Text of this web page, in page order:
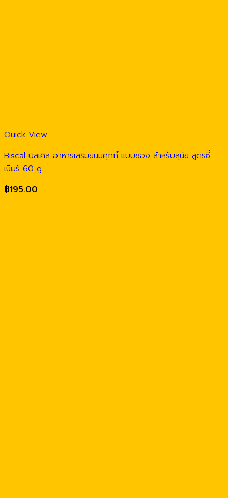
Quick View
Biscal บิสเคิล อาหารเสริมขนมคุกกี้ แบบซอง สำหรับสุนัข สูตรซีี
เนียร์ 60 g
฿195.00